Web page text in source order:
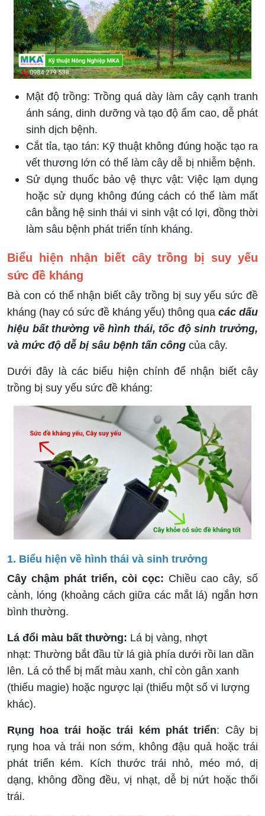
Mật độ trồng: Trồng quá dày làm cây cạnh tranh
ánh sáng, dinh dưỡng và tạo độ ẩm cao, dễ phát
sinh dịch bệnh.
Cắt tỉa, tạo tán: Kỹ thuật không đúng hoặc tạo ra
vết thương lớn có thể làm cây dễ bị nhiễm bệnh.
Sử dụng thuốc bảo vệ thực vật: Việc lạm dụng
hoặc sử dụng không đúng cách có thể làm mất
cân bằng hệ sinh thái vi sinh vật có lợi, đồng thời
làm sâu bệnh phát triển tính kháng.
Biểu hiện nhận biết cây trồng bị suy yếu
sức đề kháng
Bà con có thể nhận biết cây trồng bị suy yếu sức đề
kháng (hay có sức đề kháng yếu) thông qua các dấu
hiệu bất thường về hình thái, tốc độ sinh trưởng,
và mức độ dễ bị sâu bệnh tấn công của cây.
Dưới đây là các biểu hiện chính để nhận biết cây
trồng bị suy yếu sức đề kháng:
1. Biểu hiện về hình thái và sinh trưởng
Cây chậm phát triển, còi cọc: Chiều cao cây, số
cành, lóng (khoảng cách giữa các mắt lá) ngắn hơn
bình thường.
Lá đổi màu bất thường: Lá bị vàng, nhợt
nhạt: Thường bắt đầu từ lá già phía dưới rồi lan dần
lên. Lá có thể bị mất màu xanh, chỉ còn gân xanh
(thiếu magie) hoặc ngược lại (thiếu một số vi lượng
khác).
Rụng hoa trái hoặc trái kém phát triển: Cây bị
rụng hoa và trái non sớm, không đậu quả hoặc trái
phát triển kém. Kích thước trái nhỏ, méo mó, dị
dạng, không đồng đều, vị nhạt, dễ bị nứt hoặc thối
trái.